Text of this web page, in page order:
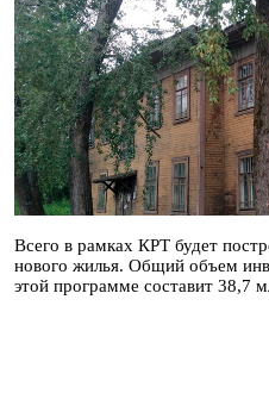
Всего в рамках КРТ будет
нового жилья. Общий объем
этой программе составит 38,7